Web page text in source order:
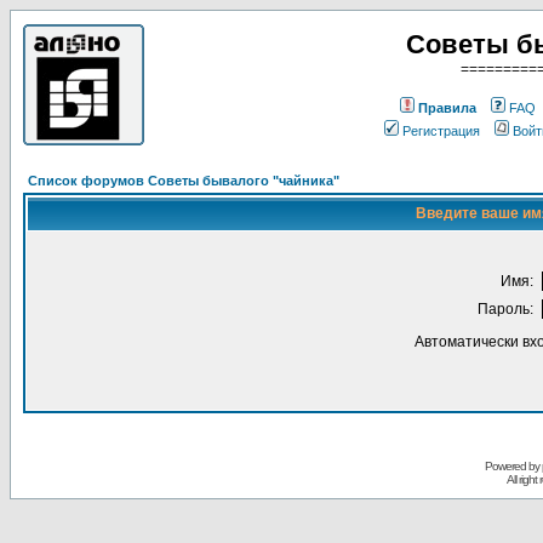
Советы
Правила
FAQ
Регистрация
Список форумов Советы бывалого "чайника"
Введите ваше
Имя:
Пароль:
Автоматически
Powered
All right